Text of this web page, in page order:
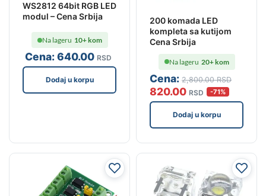
WS2812 64bit RGB LED
modul – Cena Srbija
Cena:640.00 RSD
Na lageru 10+ kom
Dodaj u korpu
200 komada LED
kompleta sa kutijom
Cena Srbija
Cena: 2,800.00 RSD
820.00 RSD -71%
Na lageru 20+ kom
Dodaj u korpu